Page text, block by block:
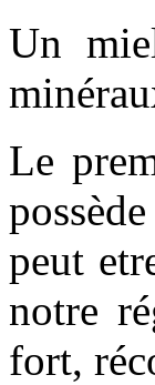
Un
Le
peut
notre
fort,